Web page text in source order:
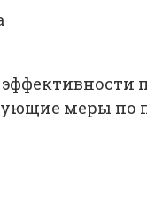
меры по